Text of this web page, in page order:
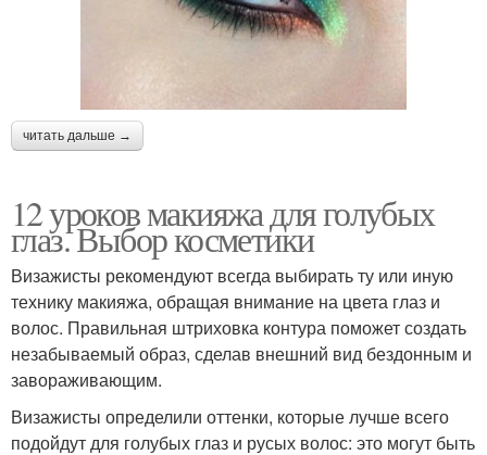
читать дальше →
12 уроков макияжа для голубых
глаз. Выбор косметики
Визажисты рекомендуют всегда выбирать ту или иную
технику макияжа, обращая внимание на цвета глаз и
волос. Правильная штриховка контура поможет создать
незабываемый образ, сделав внешний вид бездонным и
завораживающим.
Визажисты определили оттенки, которые лучше всего
подойдут для голубых глаз и русых волос: это могут быть